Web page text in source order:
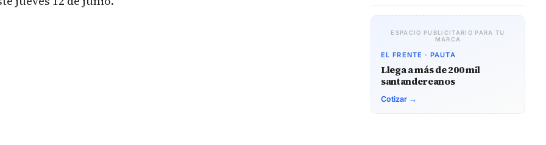
ESPACIO PUBLICITARIO PARA TU
MARCA
EL FRENTE · PAUTA
Llega a más de 200 mil
santandereanos
Cotizar →